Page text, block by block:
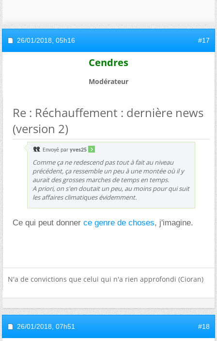
26/01/2018, 05h16 #17
Cendres
Modérateur
Re : Réchauffement : dernière news
(version 2)
Envoyé par yves25
Comme ça ne redescend pas tout à fait au niveau
précédent, ça ressemble un peu à une montée où il y
aurait des grosses marches de temps en temps.
A priori, on s'en doutait un peu, au moins pour qui suit
les affaires climatiques évidemment.
Ce qui peut donner ce genre de choses, j'imagine.
N'a de convictions que celui qui n'a rien approfondi (Cioran)
26/01/2018, 07h51 #18